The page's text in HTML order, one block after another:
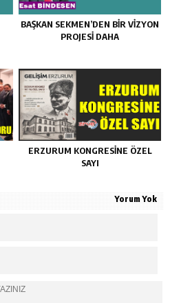
BAŞKAN SEKMEN’DEN BİR VİZYON
PROJESİ DAHA
ERZURUM KONGRESİNE ÖZEL
SAYI
Yorum Yok